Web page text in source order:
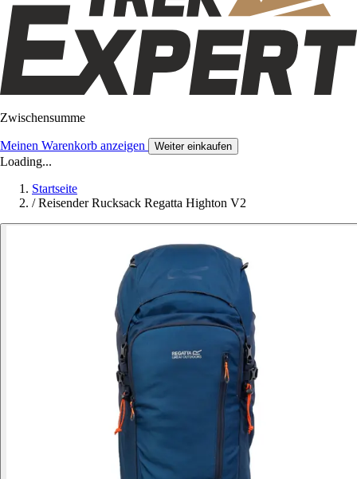
Zwischensumme
Meinen Warenkorb anzeigen Weiter einkaufen
Loading...
Startseite
/ Reisender Rucksack Regatta Highton V2